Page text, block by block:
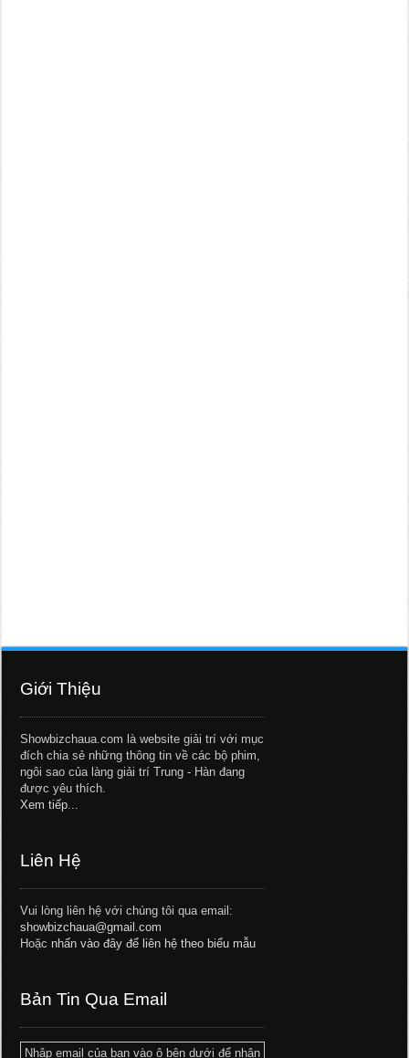
Giới Thiệu
Showbizchaua.com là website giải trí với mục
đích chia sẻ những thông tin về các bộ phim,
ngôi sao của làng giải trí Trung - Hàn đang
được yêu thích.
Xem tiếp...
Liên Hệ
Vui lòng liên hệ với chúng tôi qua email:
showbizchaua@gmail.com
Hoặc nhấn vào đây để liên hệ theo biểu mẫu
Bản Tin Qua Email
Nhập email của bạn vào ô bên dưới để nhận